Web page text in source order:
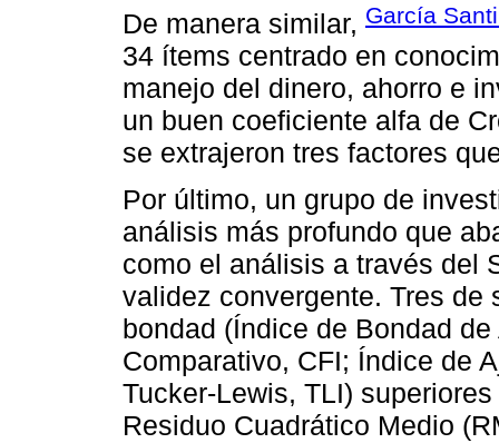
De manera similar, García
34 ítems centrado en
manejo del dinero, ahorro e
un buen coeficiente alfa de
se extrajeron tres factores
Por último, un grupo de
análisis más profundo que
como el análisis a través del
validez convergente. Tres
bondad (Índice de Bondad
Comparativo, CFI; Índice de
Tucker-Lewis, TLI)
Residuo Cuadrático Medio